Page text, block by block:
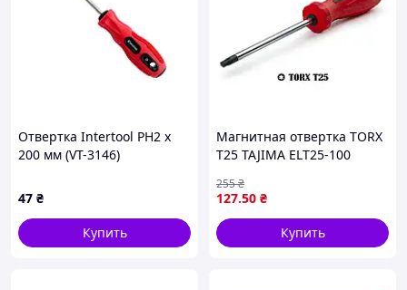
Отвертка Intertool PH2 х
200 мм (VT-3146)
47 ₴
Купить
Магнитная отвертка TORX
T25 TAJIMA ELT25-100
работы с крепежом
127.50 ₴
255₴
Купить